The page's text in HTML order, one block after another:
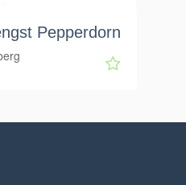
Pepperdorn